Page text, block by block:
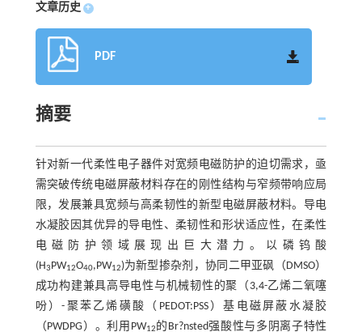
文章历史 +
PDF
摘要
针对新一代柔性电子器件对宽频电磁防护的迫切需求，亟
需突破传统电磁屏蔽材料存在的刚性结构与窄频带响应局
限，发展兼具宽频与高柔韧性的新型电磁屏蔽材料。导电
水凝胶因其优异的导电性、柔韧性和形状适应性，在柔性
电磁防护领域展现出巨大潜力。以磷钨酸
(H3PW12O40,PW12)为新型掺杂剂，协同二甲亚砜（DMSO）
成功构建兼具高导电性与机械韧性的聚（3,4-乙烯二氧噻
吩）-聚苯乙烯磺酸（PEDOT:PSS）基电磁屏蔽水凝胶
（PWDPG）。利用PW12的Br?nsted强酸性与多阴离子特性